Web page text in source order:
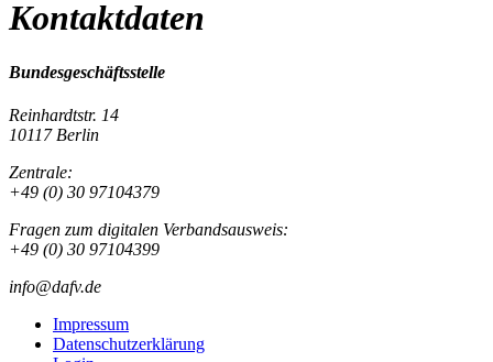
Kontaktdaten
Bundesgeschäftsstelle
Reinhardtstr. 14
10117 Berlin
Zentrale:
+49 (0) 30 97104379
Fragen zum digitalen Verbandsausweis:
+49 (0) 30 97104399
info@dafv.de
Impressum
Datenschutzerklärung